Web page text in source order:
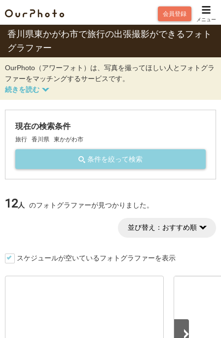
会員登録
メニュー
香川県東かがわ市で旅行の出張撮影ができるフォト
グラファー
OurPhoto（アワーフォト）は、写真を撮ってほしい人とフォトグラ
ファーをマッチングするサービスです。
現在の検索条件
旅行 香川県 東かがわ市
条件を絞って検索
12人 のフォトグラファーが見つかりました。
並び替え： おすすめ順
スケジュールが空いているフォトグラファーを表示